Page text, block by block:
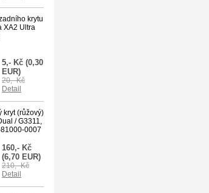
krytu
XA2 Ultra
5,- Kč (0,30
EUR)
20,- Kč
Detail
kryt (růžový)
/ G3311,
0007
160,- Kč
(6,70 EUR)
210,- Kč
Detail